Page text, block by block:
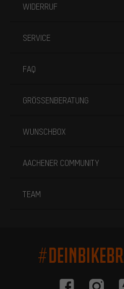
WIDERRUF
SERVICE
FAQ
GRÖSSENBERATUNG
WUNSCHBOX
AACHENER COMMUNITY
TEAM